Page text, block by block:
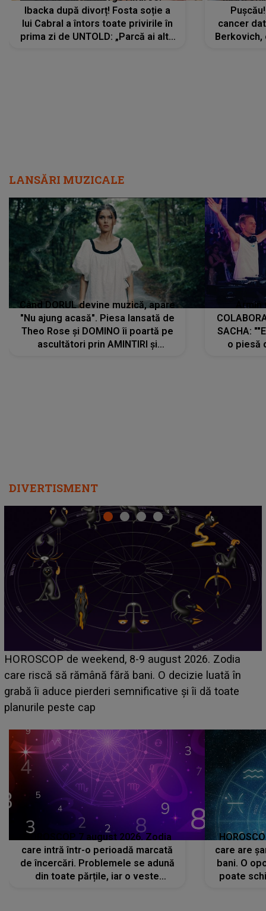
Ibacka după divorț! Fosta soție a
lui Cabral a întors toate privirile în
prima zi de UNTOLD: „Parcă ai altă
cancer
Berkovich,
LANSĂRI MUZICALE
Când DORUL devine muzică, apare
"Nu ajung acasă". Piesa lansată de
Theo Rose și DOMINO îi poartă pe
ascultători prin AMINTIRI și
SACHA:
o piesă
DIVERTISMENT
Emanuel a ținut ACEST DETALIU ASCUNS până
acum! În fața Alexandrei, concurentul din Casa Iubirii
face o MĂRTURISIRE NEAȘTEPTATĂ despre mama
sa: "I-am spus și ei în față, eu nu te iubesc pentru
HOROSCOP 7 august 2026. Zodia
care intră într-o perioadă marcată
de încercări. Problemele se adună
din toate părțile, iar o veste
care are
bani. O
poate